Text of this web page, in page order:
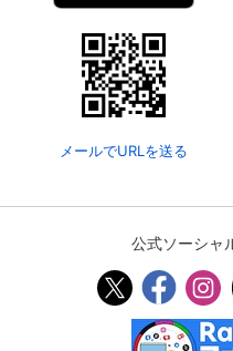
メールでURLを送る
公式ソーシャ